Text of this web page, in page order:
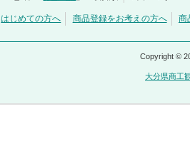
はじめての方へ 商品登録をお考えの方へ 商
Copyright ©
大分県商工